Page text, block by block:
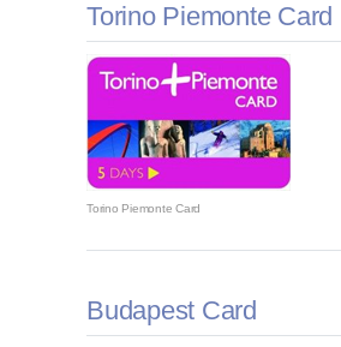
Torino Piemonte Card
Torino Piemonte Card
Budapest Card